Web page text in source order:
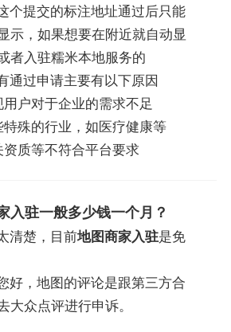
个提交的标注地址通过后只能
示，如果想要在附近就自动显
者入驻糯米本地服务的
通过申请主要有以下原因
户对于企业的需求不足
殊的行业，如医疗健康等
质等不符合平台要求
入驻一般多少钱一个月？
清楚，目前地图商家入驻是免
好，地图的评论是跟第三方合
大众点评进行申诉。